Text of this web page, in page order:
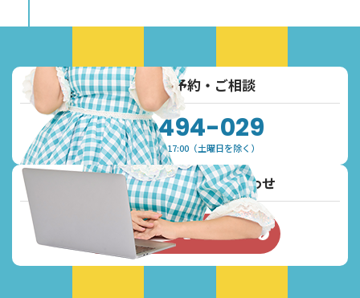
お電話でご予約・ご相談
0120-494-029
受付時間：9:30~17:00（土曜日を除く）
メールでご予約・お問い合わせ
お問い合わせフォーム